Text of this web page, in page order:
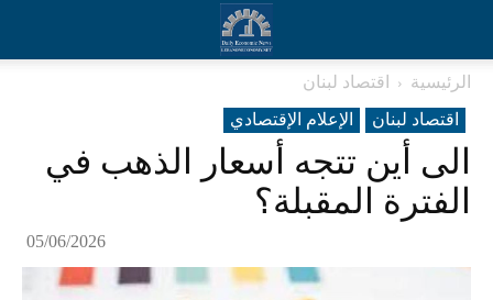
الرئيسية
اقتصاد لبنان
اقتصاد لبنان
الإعلام الإقتصادي
الى أين تتجه أسعار الذهب في
الفترة المقبلة؟
05/06/2026